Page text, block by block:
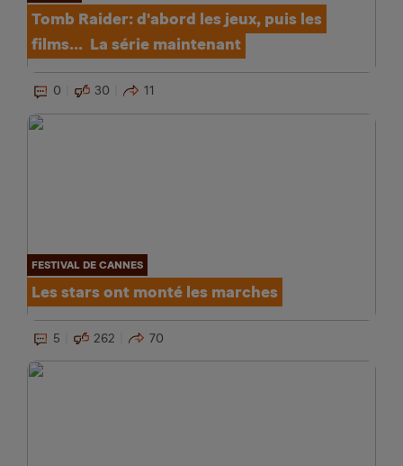
Tomb Raider: d'abord les jeux, puis les
films... La série maintenant
0 30 11
FESTIVAL DE CANNES
Les stars ont monté les marches
5 262 70